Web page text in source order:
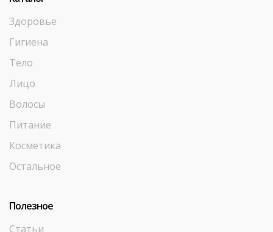
Здоровье
Гигиена
Тело
Лицо
Волосы
Питание
Косметика
Остальное
Полезное
Статьи